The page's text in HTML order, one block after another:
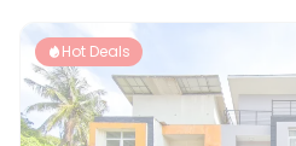
Hot Deals